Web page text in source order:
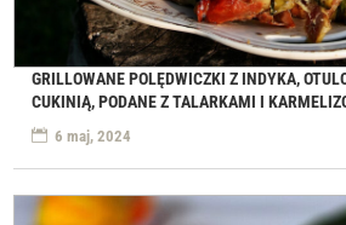
GRILLOWANE POLĘDWICZKI Z INDYKA,
CUKINIĄ, PODANE Z TALARKAMI I
6 maj, 2024